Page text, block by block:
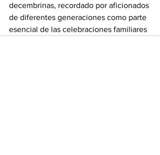
decembrinas, recordado por aficionados
de diferentes generaciones como parte
esencial de las celebraciones familiares